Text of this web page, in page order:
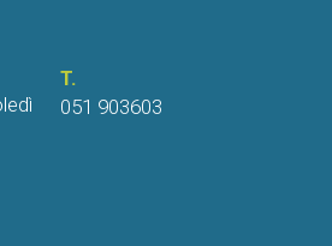
T.
051 903603